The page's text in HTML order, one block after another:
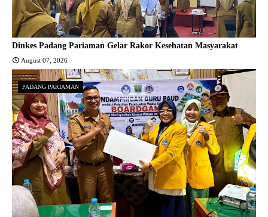
Dinkes Padang Pariaman Gelar Rakor Kesehatan Masyarakat
August 07, 2026
PADANG PARIAMAN